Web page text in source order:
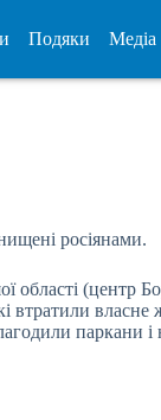
Подяки Медіа
росіянами.
області
власне
паркани і